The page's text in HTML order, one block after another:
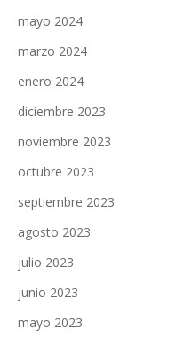
mayo 2024
marzo 2024
enero 2024
diciembre 2023
noviembre 2023
octubre 2023
septiembre 2023
agosto 2023
julio 2023
junio 2023
mayo 2023